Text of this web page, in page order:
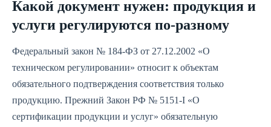
Какой документ нужен: продукция и
услуги регулируются по-разному
Федеральный закон № 184-ФЗ от 27.12.2002 «О
техническом регулировании» относит к объектам
обязательного подтверждения соответствия только
продукцию. Прежний Закон РФ № 5151-I «О
сертификации продукции и услуг» обязательную